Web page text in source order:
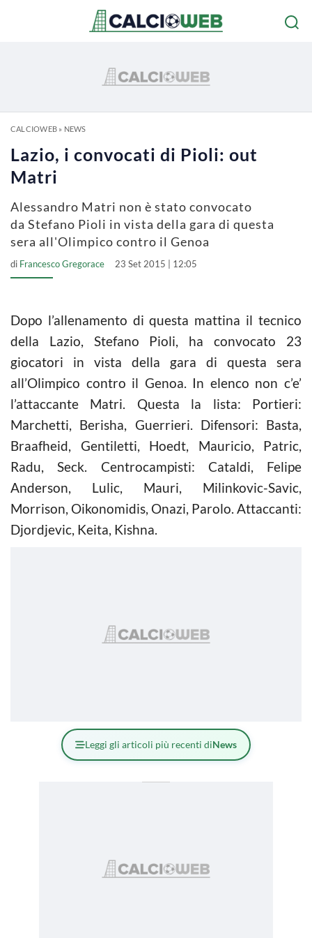
CALCIOWEB» NEWS
Lazio, i convocati di Pioli: out
Matri
Alessandro Matri non è stato convocato
da Stefano Pioli in vista della gara di questa
sera all'Olimpico contro il Genoa
di Francesco Gregorace 23 Set 2015 | 12:05
Dopo l’allenamento di questa mattina il tecnico
della Lazio, Stefano Pioli, ha convocato 23
giocatori in vista della gara di questa sera
all’Olimpico contro il Genoa. In elenco non c’e’
l’attaccante Matri. Questa la lista: Portieri:
Marchetti, Berisha, Guerrieri. Difensori: Basta,
Braafheid, Gentiletti, Hoedt, Mauricio, Patric,
Radu, Seck. Centrocampisti: Cataldi, Felipe
Anderson, Lulic, Mauri, Milinkovic-Savic,
Morrison, Oikonomidis, Onazi, Parolo. Attaccanti:
Djordjevic, Keita, Kishna.
Leggi gli articoli più recenti diNews